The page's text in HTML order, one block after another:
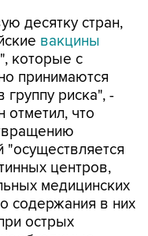
десятку стран,
вакцины
которые с
принимаются
риска", -
что
центров,
медицинских
содержания в них
острых